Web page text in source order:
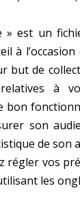
1
: 4H /
» est un
à
but de
à
bon
son
de son
régler vos
les